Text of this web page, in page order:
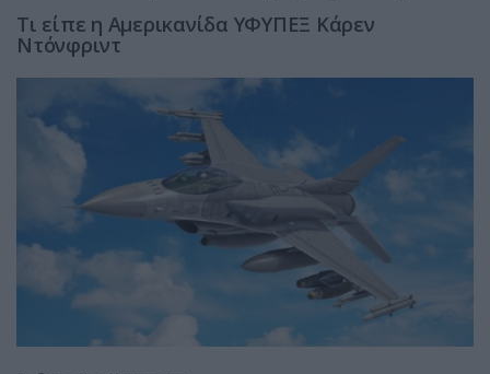
Τι είπε η Αμερικανίδα ΥΦΥΠΕΞ Κάρεν
Ντόνφριντ